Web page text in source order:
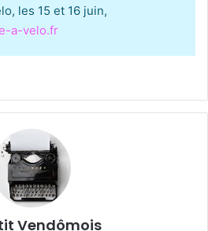
les 15 et 16 juin,
a-velo.fr
Vendômois